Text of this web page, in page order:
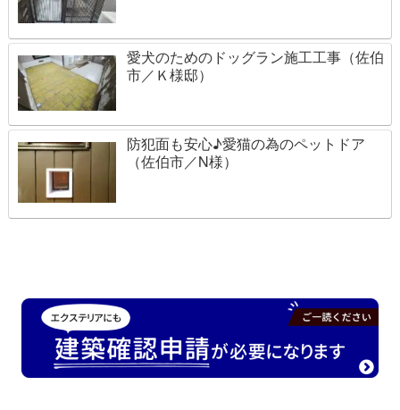
愛犬のためのドッグラン施工工事（佐伯
市／Ｋ様邸）
防犯面も安心♪愛猫の為のペットドア
（佐伯市／N様）